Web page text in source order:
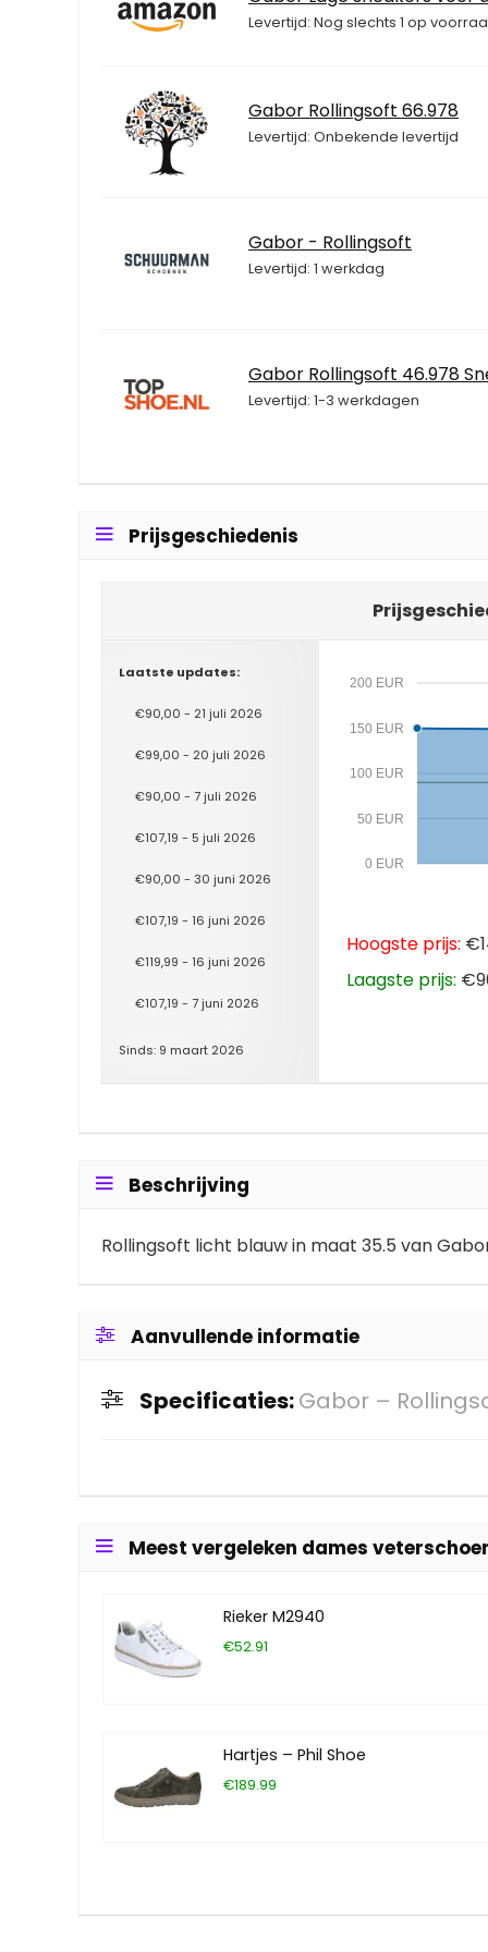
Levertijd: Nog slechts 1 op
Gabor Rollingsoft 66.978
Levertijd: Onbekende levertijd
Gabor - Rollingsoft
Levertijd: 1 werkdag
Gabor Rollingsoft 46.978
Levertijd: 1-3 werkdagen
Prijsgeschiedenis
Laatste updates:
€90,00 - 21 juli 2026
€99,00 - 20 juli 2026
€90,00 - 7 juli 2026
€107,19 - 5 juli 2026
€90,00 - 30 juni 2026
€107,19 - 16 juni 2026
€119,99 - 16 juni 2026
€107,19 - 7 juni 2026
Sinds: 9 maart 2026
0 EUR
50 EUR
100 EUR
150 EUR
200 EUR
Hoogste prijs:
Laagste prijs:
Beschrijving
Rollingsoft licht blauw in maat 35.5 van
Aanvullende informatie
Specificaties:Gabor –
Meest vergeleken dames
Rieker M2940
€52.91
Hartjes – Phil Shoe
€189.99